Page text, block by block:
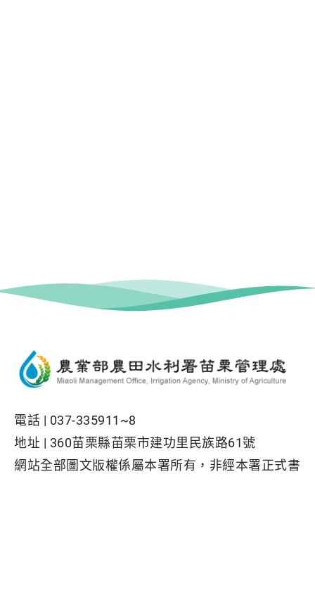
電話 | 037-335911~8
地址 | 360苗栗縣苗栗市建功里民族路61號
網站全部圖文版權係屬本署所有，非經本署正式書